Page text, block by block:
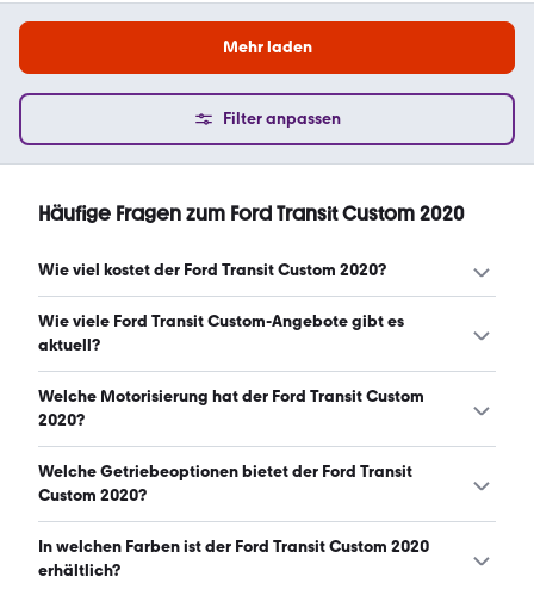
Mehr laden
Filter anpassen
Häufige Fragen zum Ford Transit Custom 2020
Wie viel kostet der Ford Transit Custom 2020?
Ein guter Preis für einen Ford Transit Custom 2020 liegt
zwischen 13.990 € und 21.650 €. (Stand: 9.8.2026)
Wie viele Ford Transit Custom-Angebote gibt es
aktuell?
Es gibt insgesamt 296 Ford Transit Custom bei mobile.de,
davon 296 Gebraucht- und 0 Neuwagen. (Stand:
Welche Motorisierung hat der Ford Transit Custom
2020?
Der Ford Transit Custom 2020 hat Leistungen zwischen
105 und 185 PS. (Stand: 9.8.2026)
Welche Getriebeoptionen bietet der Ford Transit
Custom 2020?
Der Ford Transit Custom 2020 ist mit manuellem,
automatischem und halbautomatischem Getriebe
In welchen Farben ist der Ford Transit Custom 2020
erhältlich?